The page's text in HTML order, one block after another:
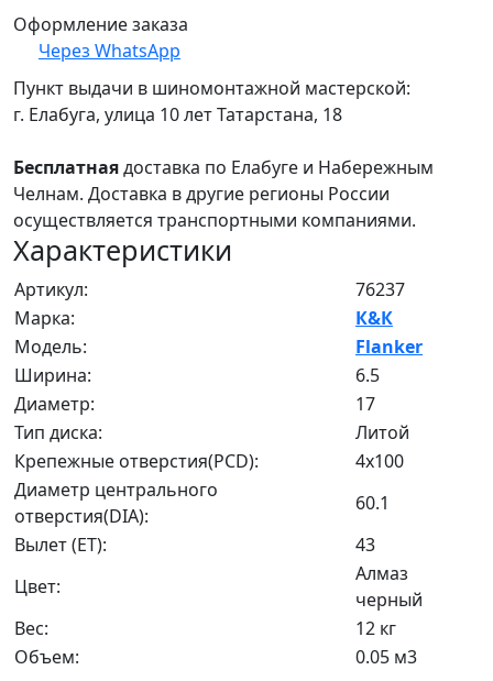
Оформление заказа
Через WhatsApp
Пункт выдачи в шиномонтажной мастерской:
г. Елабуга, улица 10 лет Татарстана, 18
Бесплатнаядоставка по Елабуге и Набережным
Челнам. Доставка в другие регионы России
осуществляется транспортными компаниями.
Характеристики
Артикул:
76237
Марка:
К&К
Модель:
Flanker
Ширина:
6.5
Диаметр:
17
Тип диска:
Литой
Крепежные отверстия(PCD):
4x100
Диаметр центрального
отверстия(DIA):
60.1
Вылет (ET):
43
Цвет:
Алмаз
черный
Вес:
12 кг
Объем:
0.05 м3